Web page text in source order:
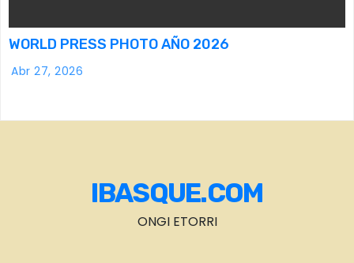
WORLD PRESS PHOTO AÑO 2026
Abr 27, 2026
IBASQUE.COM
ONGI ETORRI